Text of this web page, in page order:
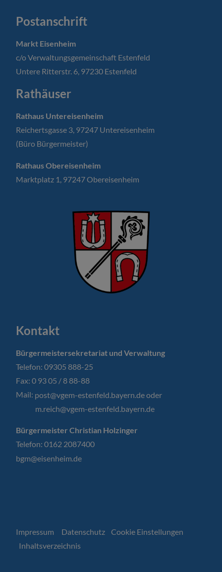
Postanschrift
Markt Eisenheim
c/o Verwaltungsgemeinschaft Estenfeld
Untere Ritterstr. 6, 97230 Estenfeld
Rathäuser
Rathaus Untereisenheim
Reichertsgasse 3, 97247 Untereisenheim
(Büro Bürgermeister)
Rathaus Obereisenheim
Marktplatz 1, 97247 Obereisenheim
Kontakt
Bürgermeistersekretariat und Verwaltung
Telefon: 09305 888-25
Fax: 0 93 05 / 8 88-88
Mail: post@vgem-estenfeld.bayern.de oder
m.reich@vgem-estenfeld.bayern.de
Bürgermeister Christian Holzinger
Telefon: 0162 2087400
bgm@eisenheim.de
Impressum Datenschutz
Cookie Einstellungen
Inhaltsverzeichnis